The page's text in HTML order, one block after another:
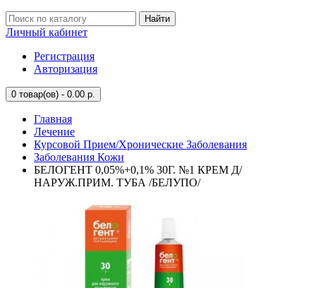
Найти
Личный кабинет
Регистрация
Авторизация
0 товар(ов) - 0.00 р.
Главная
Лечение
Курсовой Прием/Хронические Заболевания
Заболевания Кожи
БЕЛОГЕНТ 0,05%+0,1% 30Г. №1 КРЕМ Д/
НАРУЖ.ПРИМ. ТУБА /БЕЛУПО/